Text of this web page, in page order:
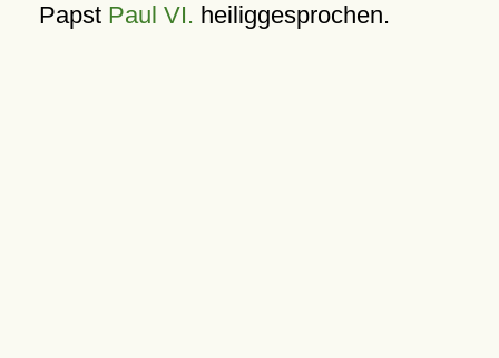
Papst Paul VI. heiliggesprochen.